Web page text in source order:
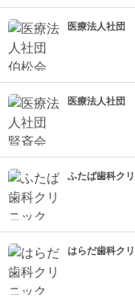
医療法人社団
医療法人社団
ふたば歯科ク
はらだ歯科ク